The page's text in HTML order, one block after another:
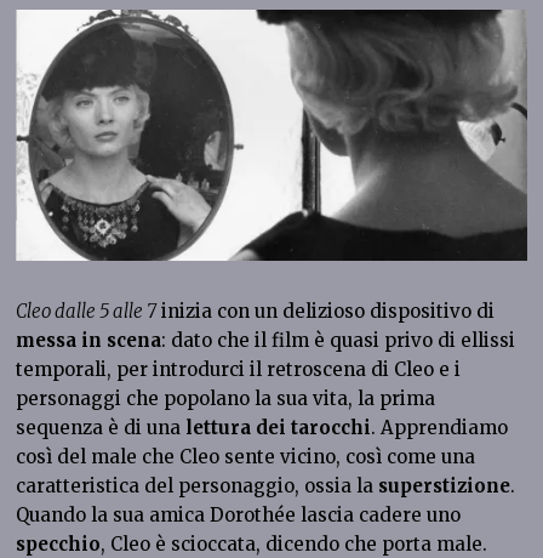
Cleo dalle 5 alle 7inizia con un delizioso dispositivo di
messa in scena: dato che il film è quasi privo di ellissi
temporali, per introdurci il retroscena di Cleo e i
personaggi che popolano la sua vita, la prima
sequenza è di una lettura dei tarocchi. Apprendiamo
così del male che Cleo sente vicino, così come una
caratteristica del personaggio, ossia la superstizione.
Quando la sua amica Dorothée lascia cadere uno
specchio, Cleo è scioccata, dicendo che porta male.